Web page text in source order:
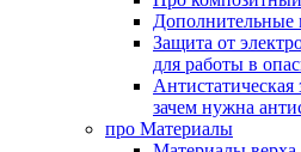
Дополнительные
Защита от
для работы в
Антистатическая
зачем нужна
про Материалы